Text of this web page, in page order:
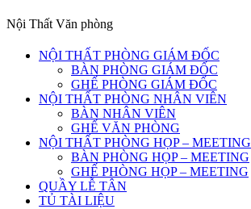
Nội Thất Văn phòng
NỘI THẤT PHÒNG GIÁM ĐỐC
BÀN PHÒNG GIÁM ĐỐC
GHẾ PHÒNG GIÁM ĐỐC
NỘI THẤT PHÒNG NHÂN VIÊN
BÀN NHÂN VIÊN
GHẾ VĂN PHÒNG
NỘI THẤT PHÒNG HỌP – MEETING
BÀN PHÒNG HỌP – MEETING
GHẾ PHÒNG HỌP – MEETING
QUẦY LỄ TÂN
TỦ TÀI LIỆU